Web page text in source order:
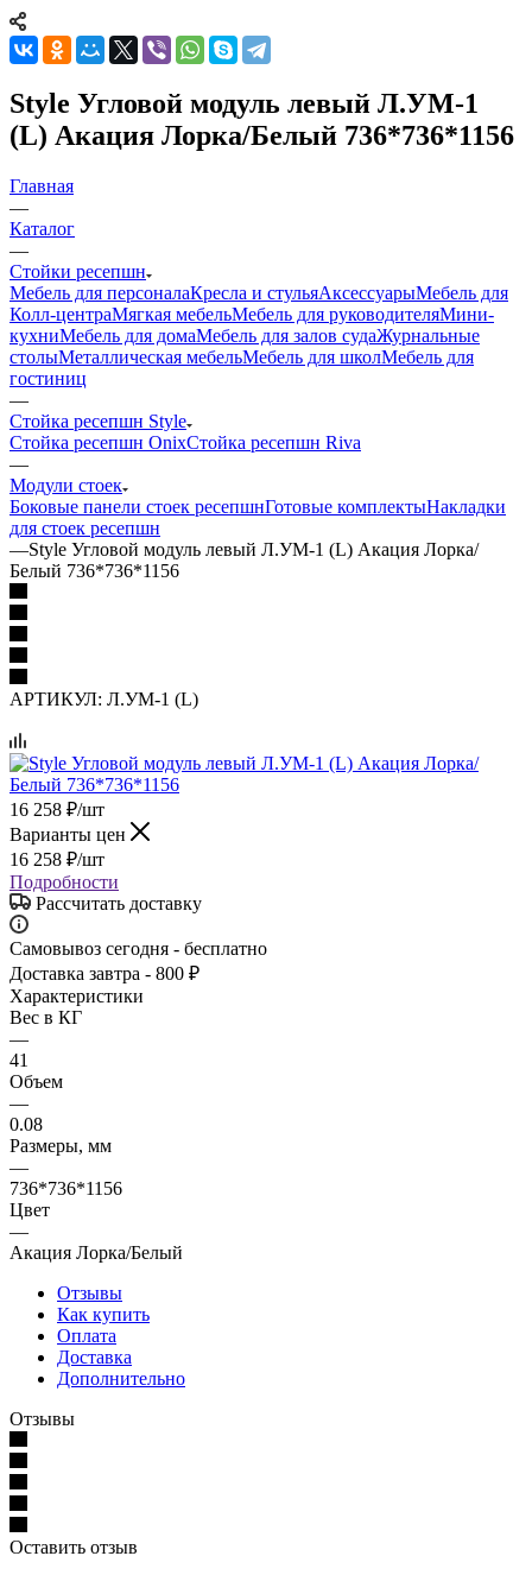
Style Угловой модуль левый Л.УМ-1
(L) Акация Лорка/Белый 736*736*1156
Главная
—
Каталог
—
Стойки ресепшн
Мебель для персоналаКресла и стульяАксессуарыМебель для
Колл-центраМягкая мебельМебель для руководителяМини-
кухниМебель для домаМебель для залов судаЖурнальные
столыМеталлическая мебельМебель для школМебель для
гостиниц
—
Стойка ресепшн Style
Стойка ресепшн OnixСтойка ресепшн Riva
—
Модули стоек
Боковые панели стоек ресепшнГотовые комплектыНакладки
для стоек ресепшн
—Style Угловой модуль левый Л.УМ-1 (L) Акация Лорка/
Белый 736*736*1156
АРТИКУЛ: Л.УМ-1 (L)
16 258 ₽/шт
Варианты цен
16 258 ₽/шт
Подробности
Рассчитать доставку
Самовывоз сегодня - бесплатно
Доставка завтра - 800 ₽
Характеристики
Вес в КГ
—
41
Объем
—
0.08
Размеры, мм
—
736*736*1156
Цвет
—
Акация Лорка/Белый
Отзывы
Как купить
Оплата
Доставка
Дополнительно
Отзывы
Оставить отзыв